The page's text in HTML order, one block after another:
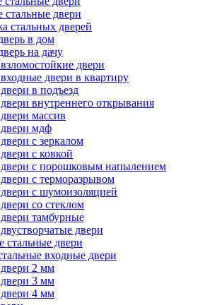
стальные двери
стальных дверей
в дом
на дачу
двери
двери в квартиру
в подъезд
внутреннего открывания
массив
мдф
с зеркалом
с ковкой
с порошковым напылением
с терморазрывом
с шумоизоляцией
со стеклом
тамбурные
двери
стальные двери
входные двери
2 мм
3 мм
4 мм